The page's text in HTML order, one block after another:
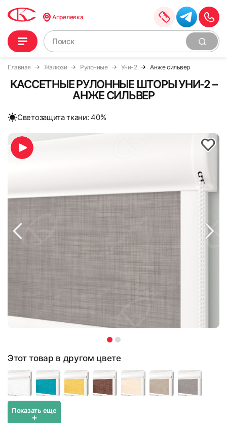
Апрелевка
Главная Жалюзи Рулонные Уни-2 Анже сильвер
КАССЕТНЫЕ РУЛОННЫЕ ШТОРЫ УНИ-2 –
АНЖЕ СИЛЬВЕР
Cветозащита ткани: 40%
Этот товар в другом цвете
Показать еще
+